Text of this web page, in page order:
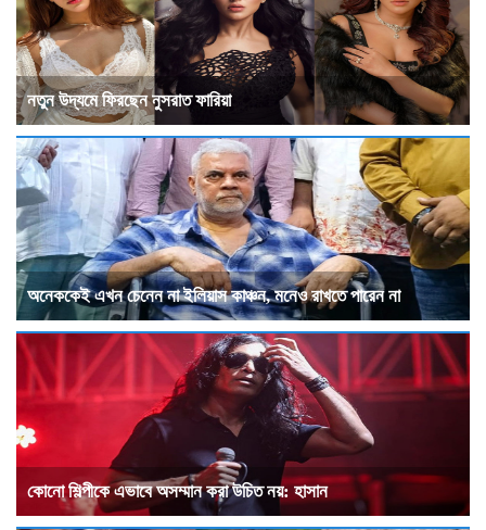
নতুন উদ্যমে ফিরছেন নুসরাত ফারিয়া
অনেককেই এখন চেনেন না ইলিয়াস কাঞ্চন, মনেও রাখতে পারেন না
কোনো শিল্পীকে এভাবে অসম্মান করা উচিত নয়: হাসান